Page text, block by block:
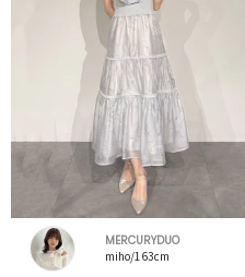
MERCURYDUO
miho/163cm